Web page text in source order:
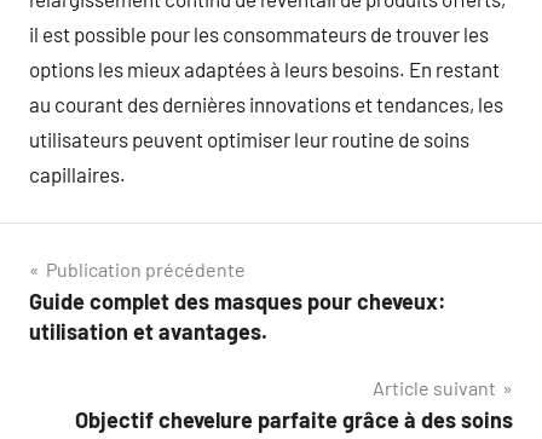
il est possible pour les consommateurs de trouver les
options les mieux adaptées à leurs besoins. En restant
au courant des dernières innovations et tendances, les
utilisateurs peuvent optimiser leur routine de soins
capillaires.
Navigation
de
Publication précédente
Guide complet des masques pour cheveux:
utilisation et avantages.
Article suivant
Objectif chevelure parfaite grâce à des soins